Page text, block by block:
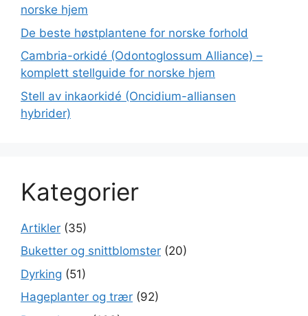
norske hjem
De beste høstplantene for norske forhold
Cambria-orkidé (Odontoglossum Alliance) –
komplett stellguide for norske hjem
Stell av inkaorkidé (Oncidium-alliansen
hybrider)
Kategorier
Artikler (35)
Buketter og snittblomster (20)
Dyrking (51)
Hageplanter og trær (92)